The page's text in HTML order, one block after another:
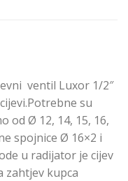
ventil Luxor 1/2″
su
od Ø 12, 14, 15, 16,
spojnice Ø 16×2 i
u radijator je cijev
zahtjev kupca